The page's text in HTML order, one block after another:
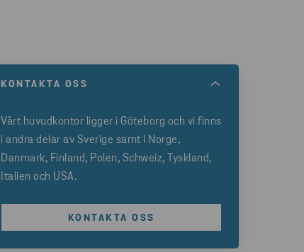
KONTAKTA OSS
Vårt huvudkontor ligger i Göteborg och vi finns
i andra delar av Sverige samt i Norge,
Danmark, Finland, Polen, Schweiz, Tyskland,
Italien och USA.
KONTAKTA OSS